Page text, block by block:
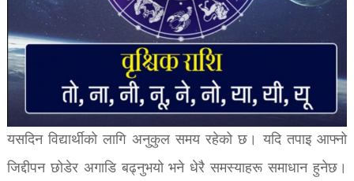
यसदिन विद्यार्थीको लागि अनुकुल समय रहेको छ। यदि तपाइ आफ्नो
जिद्दीपन छोडेर अगाडि बढ्नुभयो भने धेरै समस्याहरू समाधान हुनेछ।